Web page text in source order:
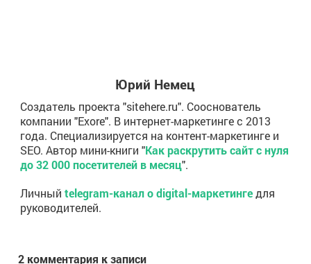
Юрий Немец
Создатель проекта "sitehere.ru". Сооснователь
компании "Exore". В интернет-маркетинге с 2013
года. Специализируется на контент-маркетинге и
SEO. Автор мини-книги "Как раскрутить сайт с нуля
до 32 000 посетителей в месяц".
Личныйtelegram-канал о digital-маркетингедля
руководителей.
2 комментария к записи